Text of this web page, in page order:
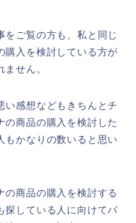
をご覧の方も、私と同じ
購入を検討している方が
せん。
い感想などもきちんとチ
の商品の購入を検討した
もかなりの数いると思い
の商品の購入を検討する
探している人に向けてバ